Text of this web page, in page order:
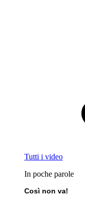
Tutti i video
In poche parole
Così non va!